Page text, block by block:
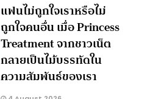
แฟนไม่ถูกใจเราหรือไม่
ถูกใจคนอื่น เมื่อ Princess
Treatment จากชาวเน็ต
กลายเป็นไม้บรรทัดใน
ความสัมพันธ์ของเรา